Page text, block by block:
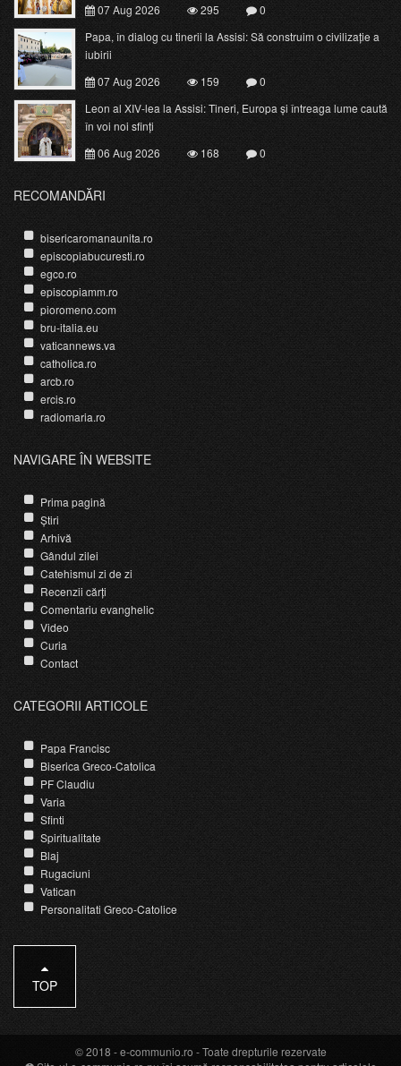
07 Aug 2026
295
0
Papa, în dialog cu tinerii la Assisi: Să construim o civilizație a
iubirii
07 Aug 2026
159
0
Leon al XIV-lea la Assisi: Tineri, Europa și întreaga lume caută
în voi noi sfinți
06 Aug 2026
168 0
RECOMANDĂRI
bisericaromanaunita.ro
episcopiabucuresti.ro
egco.ro
episcopiamm.ro
pioromeno.com
bru-italia.eu
vaticannews.va
catholica.ro
arcb.ro
ercis.ro
radiomaria.ro
NAVIGARE ÎN WEBSITE
Prima pagină
Știri
Arhivă
Gândul zilei
Catehismul zi de zi
Recenzii cărți
Comentariu evanghelic
Video
Curia
Contact
CATEGORII ARTICOLE
Papa Francisc
Biserica Greco-Catolica
PF Claudiu
Varia
Sfinti
Spiritualitate
Blaj
Rugaciuni
Vatican
Personalitati Greco-Catolice
TOP
© 2018 -e-communio.ro - Toate drepturile rezervate